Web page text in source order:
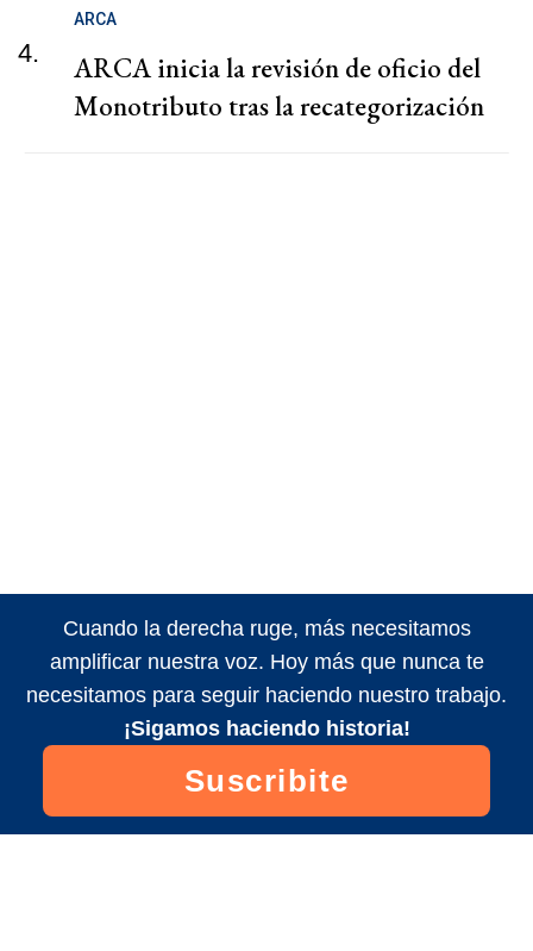
4.
ARCA
ARCA inicia la revisión de oficio del
Monotributo tras la recategorización
Cuando la derecha ruge, más necesitamos
amplificar nuestra voz. Hoy más que nunca te
necesitamos para seguir haciendo nuestro trabajo.
¡Sigamos haciendo historia!
Suscribite